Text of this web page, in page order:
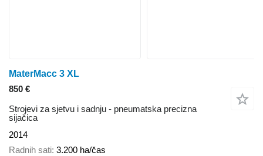
MaterMacc 3 XL
850 €
Strojevi za sjetvu i sadnju - pneumatska precizna
sijačica
2014
Radnih sati 3.200 ha/čas